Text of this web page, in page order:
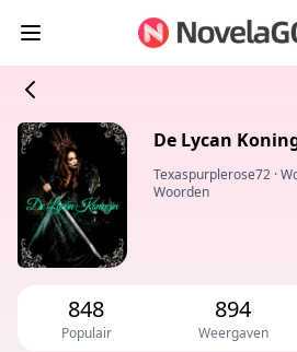
De Lycan
Texaspurplerose72 ·
Woorden
848
Populair
894
Weergaven